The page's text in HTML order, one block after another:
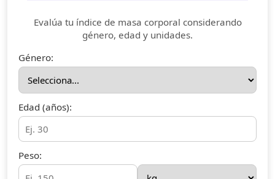
Evalúa tu índice de masa corporal considerando
género, edad y unidades.
Género:
Edad (años):
Peso: